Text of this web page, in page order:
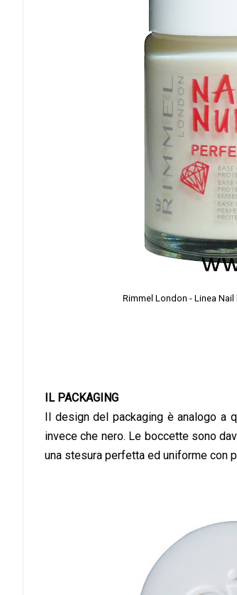
Rimmel London - Linea
IL PACKAGING
Il design del packaging è analogo a
invece che nero. Le boccette sono
una stesura perfetta ed uniforme con